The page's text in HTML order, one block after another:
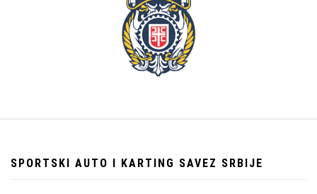
SPORTSKI AUTO I KARTING SAVEZ SRBIJE